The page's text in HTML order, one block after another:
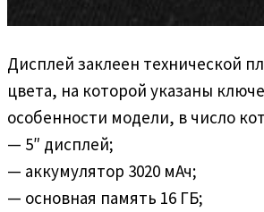
Дисплей заклеен технической
цвета, на которой указаны
особенности модели, в число
— 5″ дисплей;
— аккумулятор 3020 мАч;
— основная память 16 ГБ;